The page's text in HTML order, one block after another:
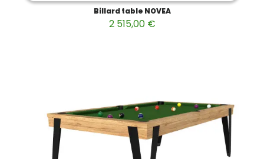
Billard table NOVEA
2 515,00 €